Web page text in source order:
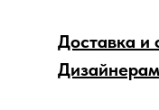
Дизайнерам
Доставка и